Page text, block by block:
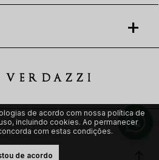
VERDAZZI
All rights reserved | CNPJ:
0001-39
de acordo com nossa política de
incluindo cookies. Ao permanecer
com estas condições.
de acordo